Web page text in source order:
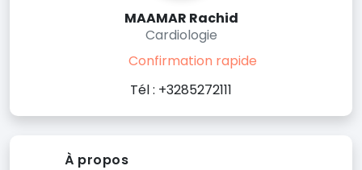
MAAMAR Rachid
Cardiologie
Confirmation rapide
Tél : +3285272111
À propos